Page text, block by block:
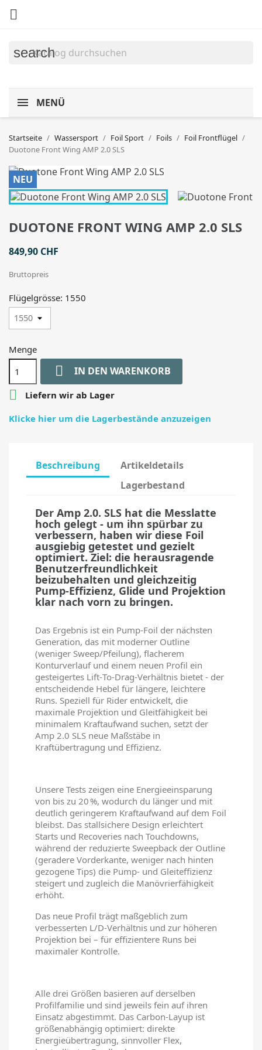

search
MENÜ
Startseite Wassersport Foil Sport Foils
Foil Frontflügel
Duotone Front Wing AMP 2.0 SLS
NEU
DUOTONE FRONT WING AMP 2.0 SLS
849,90 CHF
Bruttopreis
Flügelgrösse: 1550
Menge
 IN DEN WARENKORB

Liefern wir ab Lager
Klicke hier um die Lagerbestände anzuzeigen
Beschreibung
Artikeldetails
Lagerbestand
Der Amp 2.0. SLS hat die Messlatte
hoch gelegt - um ihn spürbar zu
verbessern, haben wir diese Foil
ausgiebig getestet und gezielt
optimiert. Ziel: die herausragende
Benutzerfreundlichkeit
beizubehalten und gleichzeitig
Pump-Effizienz, Glide und Projektion
klar nach vorn zu bringen.
Das Ergebnis ist ein Pump‑Foil der nächsten
Generation, das mit moderner Outline
(weniger Sweep/Pfeilung), flacherem
Konturverlauf und einem neuen Profil ein
gesteigertes Lift‑To‑Drag‑Verhältnis bietet - der
entscheidende Hebel für längere, leichtere
Runs. Speziell für Rider entwickelt, die
maximale Projektion und Gleitfähigkeit bei
minimalem Kraftaufwand suchen, setzt der
Amp 2.0 SLS neue Maßstäbe in
Kraftübertragung und Effizienz.
Unsere Tests zeigen eine Energieeinsparung
von bis zu 20 %, wodurch du länger und mit
deutlich geringerem Kraftaufwand auf dem Foil
bleibst. Das stallsichere Design erleichtert
Starts und Recoveries nach Touchdowns,
während der reduzierte Sweepback der Outline
(geradere Vorderkante, weniger nach hinten
gezogene Tips) die Pump‑ und Gleiteffizienz
steigert und zugleich die Manövrierfähigkeit
erhöht.
Das neue Profil trägt maßgeblich zum
verbesserten L/D-Verhältnis und zur höheren
Projektion bei – für effizientere Runs bei
maximaler Kontrolle.
Alle drei Größen basieren auf derselben
Profilfamilie und sind jeweils fein auf ihren
Einsatz abgestimmt. Das Carbon‑Layup ist
größenabhängig optimiert: direkte
Energieübertragung, sinnvoller Flex,